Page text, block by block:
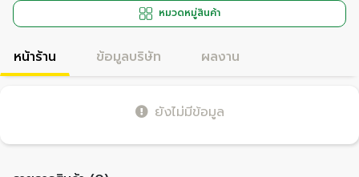
หมวดหมู่สินค้า
หน้าร้าน ข้อมูลบริษัท ผลงาน
ยังไม่มีข้อมูล